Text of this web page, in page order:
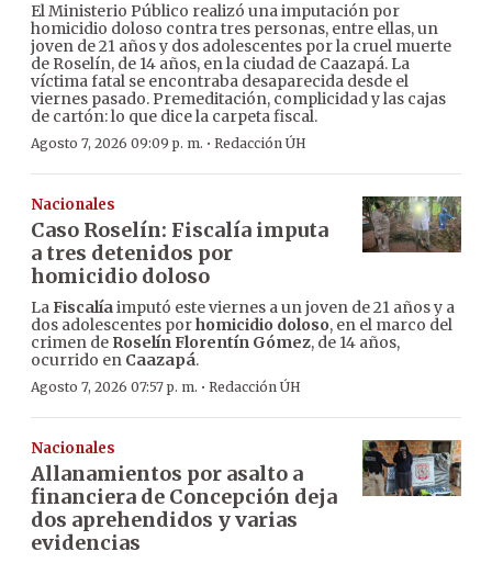
El Ministerio Público realizó una imputación por
homicidio doloso contra tres personas, entre ellas, un
joven de 21 años y dos adolescentes por la cruel muerte
de Roselín, de 14 años, en la ciudad de Caazapá. La
víctima fatal se encontraba desaparecida desde el
viernes pasado. Premeditación, complicidad y las cajas
de cartón: lo que dice la carpeta fiscal.
Agosto 7, 2026 09:09 p. m. · Redacción ÚH
Nacionales
Caso Roselín: Fiscalía imputa
a tres detenidos por
homicidio doloso
LaFiscalíaimputó este viernes a un joven de 21 años y a
dos adolescentes porhomicidio doloso, en el marco del
crimen de Roselín Florentín Gómez, de 14 años,
ocurrido en Caazapá.
Agosto 7, 2026 07:57 p. m. · Redacción ÚH
Nacionales
Allanamientos por asalto a
financiera de Concepción deja
dos aprehendidos y varias
evidencias